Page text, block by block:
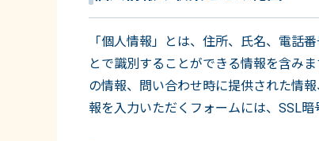
「個人情報」とは、住所、氏名、電話
とで識別することができる情報を含み
の情報、問い合わせ時に提供された情
報を入力いただくフォームには、SSL暗